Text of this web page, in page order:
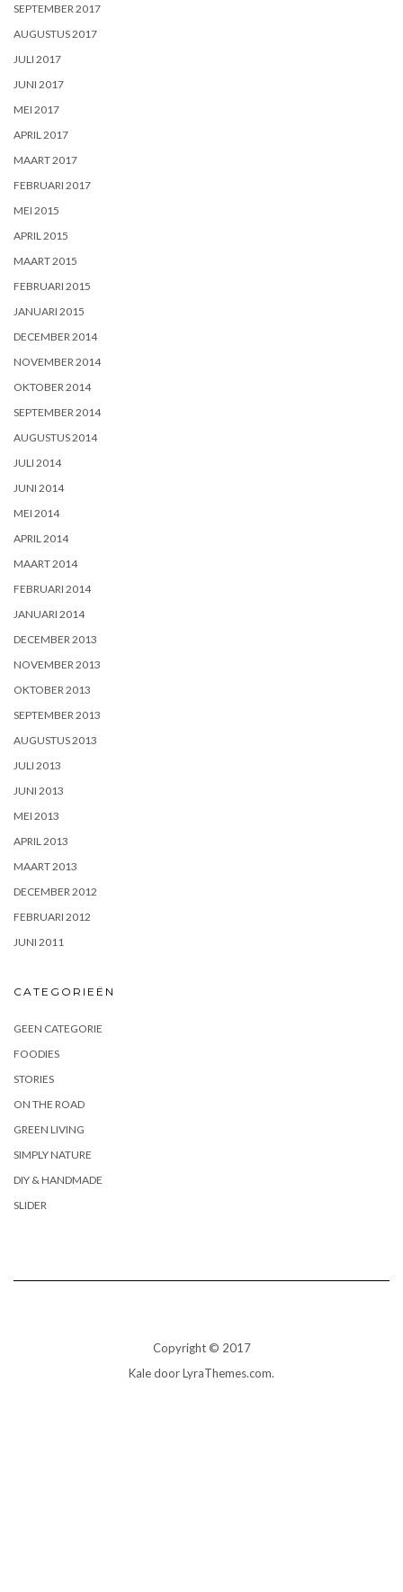
SEPTEMBER 2017
AUGUSTUS 2017
JULI 2017
JUNI 2017
MEI 2017
APRIL 2017
MAART 2017
FEBRUARI 2017
MEI 2015
APRIL 2015
MAART 2015
FEBRUARI 2015
JANUARI 2015
DECEMBER 2014
NOVEMBER 2014
OKTOBER 2014
SEPTEMBER 2014
AUGUSTUS 2014
JULI 2014
JUNI 2014
MEI 2014
APRIL 2014
MAART 2014
FEBRUARI 2014
JANUARI 2014
DECEMBER 2013
NOVEMBER 2013
OKTOBER 2013
SEPTEMBER 2013
AUGUSTUS 2013
JULI 2013
JUNI 2013
MEI 2013
APRIL 2013
MAART 2013
DECEMBER 2012
FEBRUARI 2012
JUNI 2011
CATEGORIEËN
GEEN CATEGORIE
FOODIES
STORIES
ON THE ROAD
GREEN LIVING
SIMPLY NATURE
DIY & HANDMADE
SLIDER
Copyright © 2017
Kaledoor LyraThemes.com.